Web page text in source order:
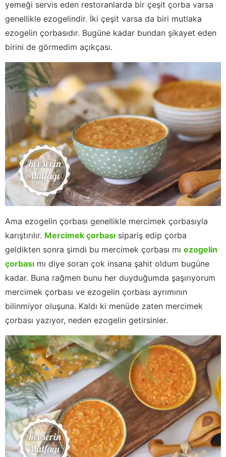
yemeği servis eden restoranlarda bir çeşit çorba varsa
genellikle ezogelindir. İki çeşit varsa da biri mutlaka
ezogelin çorbasıdır. Bugüne kadar bundan şikayet eden
birini de görmedim açıkçası.
Ama ezogelin çorbası genellikle mercimek çorbasıyla
karıştırılır. Mercimek çorbası sipariş edip çorba
geldikten sonra şimdi bu mercimek çorbası mı ezogelin
çorbası mı diye soran çok insana şahit oldum bugüne
kadar. Buna rağmen bunu her duyduğumda şaşırıyorum
mercimek çorbası ve ezogelin çorbası ayrımının
bilinmiyor oluşuna. Kaldı ki menüde zaten mercimek
çorbası yazıyor, neden ezogelin getirsinler.